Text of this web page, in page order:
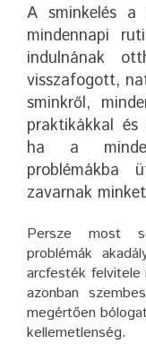
A sminkelés a
mindennapi
indulnának
visszafogott,
sminkről,
praktikákkal
ha a
problémákba
zavarnak
Persze most
problémák
arcfesték felvitele
azonban
megértően
kellemetlenség.